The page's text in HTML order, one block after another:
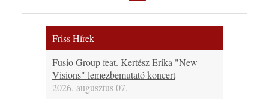
Friss Hírek
Fusio Group feat. Kertész Erika "New
Visions" lemezbemutató koncert
2026. augusztus 07.